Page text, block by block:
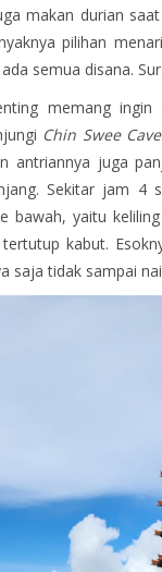
makan durian
pilihan
semua disana.
memang ingin
Chin Swee
antriannya juga
Sekitar jam 4
bawah, yaitu
kabut.
saja tidak sampai